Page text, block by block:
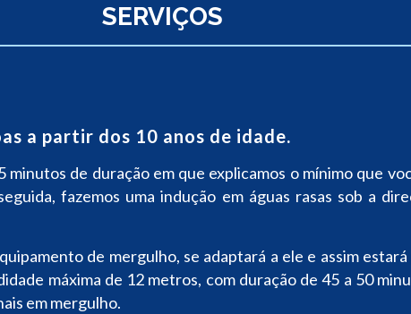
SERVIÇOS
a partir dos 10 anos de idade.
minutos de duração em que explicamos o mínimo que
fazemos uma indução em águas rasas sob a
de mergulho, se adaptará a ele e assim
máxima de 12 metros, com duração de 45 a 50
em mergulho.